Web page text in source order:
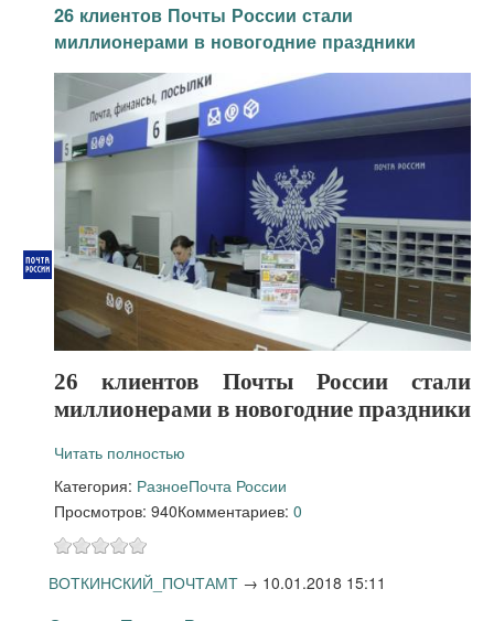
26 клиентов Почты России стали
миллионерами в новогодние праздники
26 клиентов Почты России стали
миллионерами в новогодние праздники
Читать полностью
Категория: РазноеПочта России
Просмотров: 940Комментариев: 0
ВОТКИНСКИЙ_ПОЧТАМТ → 10.01.2018 15:11